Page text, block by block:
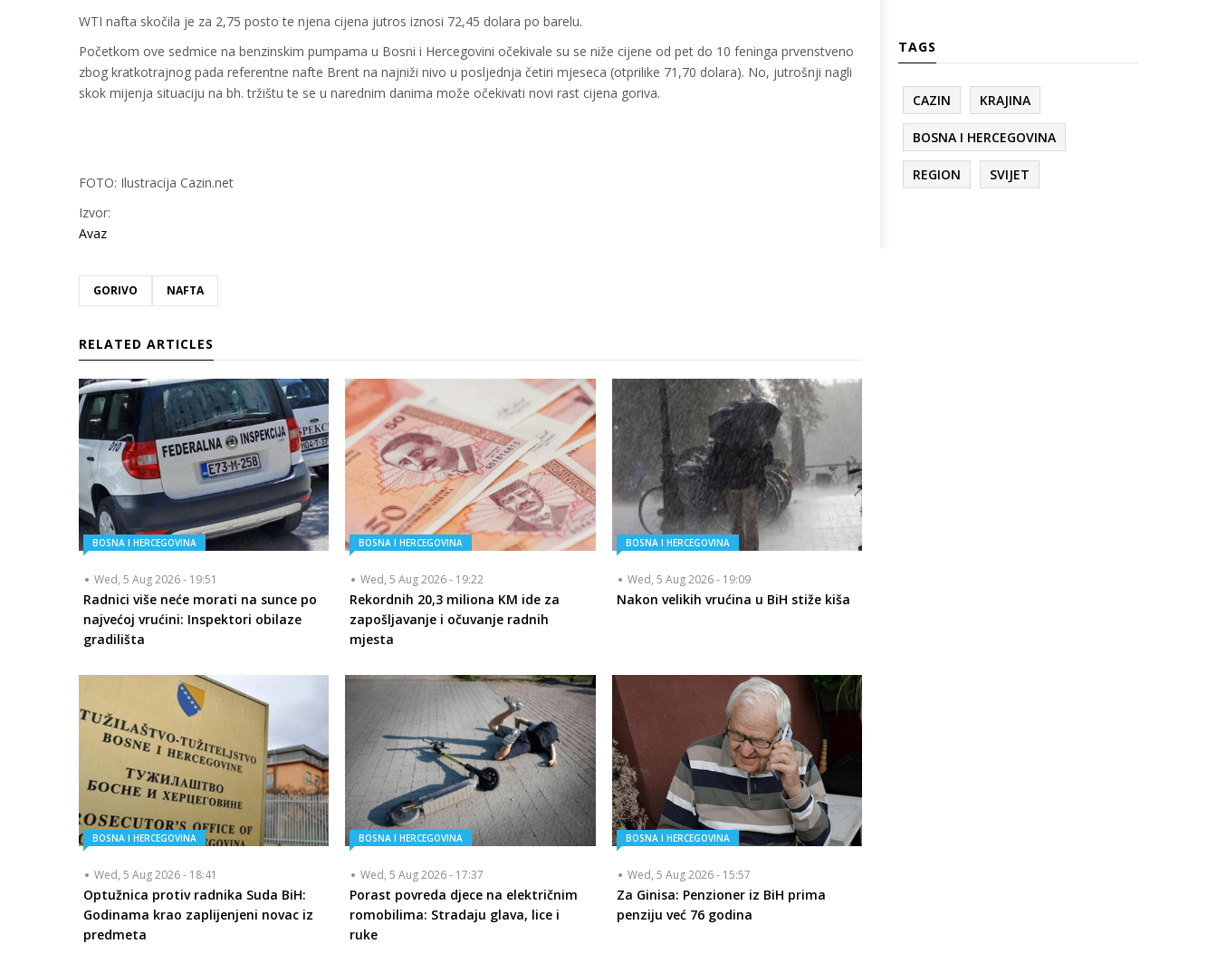
WTI nafta skočila je za 2,75 posto te njena cijena jutros iznosi 72,45 dolara po barelu.
Početkom ove sedmice na benzinskim pumpama u Bosni i Hercegovini očekivale su se niže cijene od pet do 10 feninga prvenstveno
zbog kratkotrajnog pada referentne nafte Brent na najniži nivo u posljednja četiri mjeseca (otprilike 71,70 dolara). No, jutrošnji nagli
skok mijenja situaciju na bh. tržištu te se u narednim danima može očekivati novi rast cijena goriva.
FOTO: Ilustracija Cazin.net
Izvor:
Avaz
GORIVO NAFTA
RELATED ARTICLES
BOSNA I HERCEGOVINA
Wed, 5 Aug 2026 - 19:51
Radnici više neće morati na sunce po
najvećoj vrućini: Inspektori obilaze
gradilišta
BOSNA I HERCEGOVINA
Wed, 5 Aug 2026 - 19:22
Rekordnih 20,3 miliona KM ide za
zapošljavanje i očuvanje radnih
mjesta
BOSNA I HERCEGOVINA
Wed, 5 Aug 2026 - 19:09
Nakon velikih vrućina u BiH stiže kiša
BOSNA I HERCEGOVINA
Wed, 5 Aug 2026 - 18:41
Optužnica protiv radnika Suda BiH:
Godinama krao zaplijenjeni novac iz
predmeta
BOSNA I HERCEGOVINA
Wed, 5 Aug 2026 - 17:37
Porast povreda djece na električnim
romobilima: Stradaju glava, lice i
ruke
BOSNA I HERCEGOVINA
Wed, 5 Aug 2026 - 15:57
Za Ginisa: Penzioner iz BiH prima
penziju već 76 godina
TAGS
CAZIN KRAJINA
BOSNA I HERCEGOVINA
REGION SVIJET